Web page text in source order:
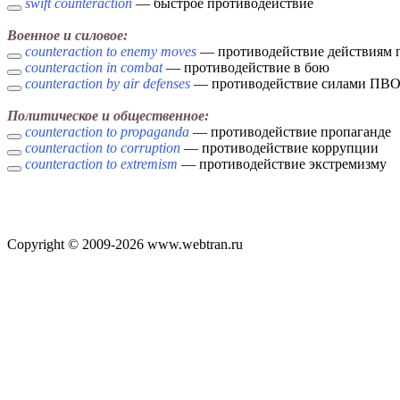
swift counteraction — быстрое противодействие
Военное и силовое:
counteraction to enemy moves — противодействие действиям
counteraction in combat— противодействие в бою
counteraction by air defenses — противодействие силами ПВО
Политическое и общественное:
counteraction to propaganda — противодействие пропаганде
counteraction to corruption — противодействие коррупции
counteraction to extremism — противодействие экстремизму
Copyright © 2009-2026 www.webtran.ru